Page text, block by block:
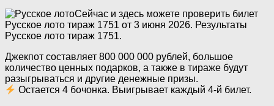
Сейчас и здесь можете проверить билет
Русское лото тираж 1751 от 3 июня 2026. Результаты
Русское лото тираж 1751.
Джекпот составляет 800 000 000 рублей, большое
количество ценных подарков, а также в тираже будут
разыгрываться и другие денежные призы.
Остается 4 бочонка. Выигрывает каждый 4-й билет.